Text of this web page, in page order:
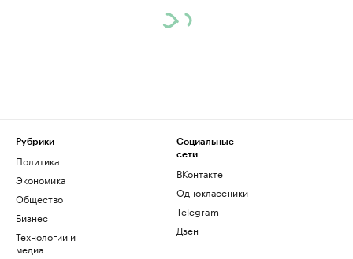
Рубрики
Политика
Экономика
Общество
Бизнес
Технологии и
медиа
Социальные
сети
ВКонтакте
Одноклассники
Telegram
Дзен